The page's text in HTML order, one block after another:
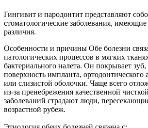
Гингивит и пародонтит представляют
стоматологические заболевания, имеющие
различия.
Особенности и причины Обе болезни
патологических процессов в мягких
бактериального налета. Он покрывает зуб,
поверхность импланта, ортодонтического
или слизистой оболочки. Чаще всего
из-за пренебрежения качественной
заболеваний страдают люди,
возрастной рубеж.